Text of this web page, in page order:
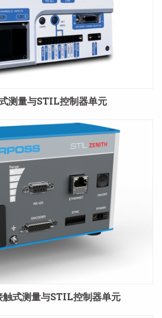
测量与STIL控制器单元
式测量与STIL控制器单元